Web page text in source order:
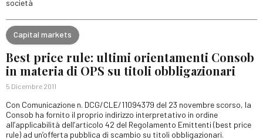
società
Capital markets
Best price rule: ultimi orientamenti Consob
in materia di OPS su titoli obbligazionari
5 Dicembre 2011
Con Comunicazione n. DCG/CLE/11094379 del 23 novembre scorso, la
Consob ha fornito il proprio indirizzo interpretativo in ordine
all’applicabilità dell’articolo 42 del Regolamento Emittenti (best price
rule) ad un’offerta pubblica di scambio su titoli obbligazionari.